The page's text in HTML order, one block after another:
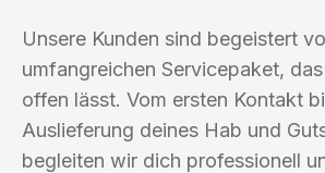
Unsere Kunden sind begeistert
umfangreichen Servicepaket,
offen lässt. Vom ersten Kontakt
Auslieferung deines Hab und
begleiten wir dich professionell